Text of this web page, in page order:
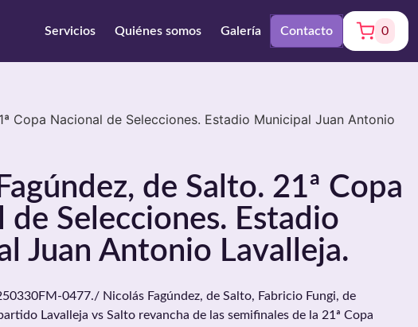
Servicios Quiénes somos Galería Contacto 0
Copa Nacional de Selecciones. Estadio Municipal Juan Antonio
de Salto. 21ª Copa
de Selecciones. Estadio
Juan Antonio Lavalleja.
0477./ Nicolás Fagúndez, de Salto, Fabricio Fungi, de
Lavalleja vs Salto revancha de las semifinales de la 21ª Copa